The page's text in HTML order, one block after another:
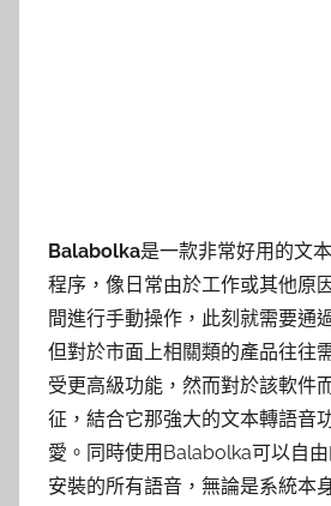
Balabolka是一款非常好用的文
程序，像日常由於工作或其他原
間進行手動操作，此刻就需要通
但對於市面上相關類的產品往往
受更高級功能，然而對於該軟件
征，結合它那強大的文本轉語音
愛。同時使用Balabolka可以自
安裝的所有語音，無論是系統本